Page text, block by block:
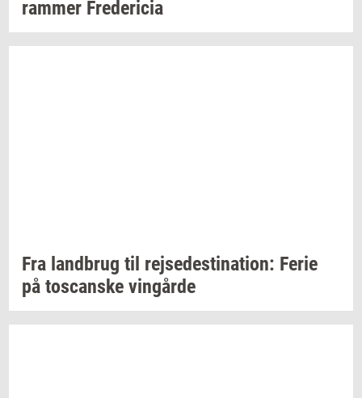
ram­mer Fre­de­ri­cia
Fra land­brug til rej­se­desti­na­tion: Ferie
på toscan­ske vin­går­de